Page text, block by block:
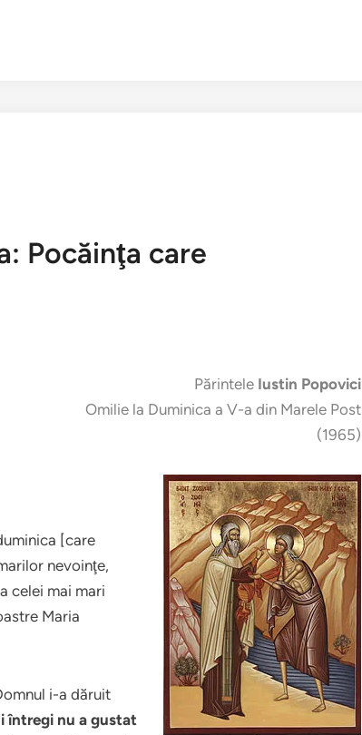
Pocăinţa care
Părintele Iustin Popovici
Omilie la Duminica a V-a din Marele Post
(1965)
[care
nevoinţe,
celei mai mari
Maria
i-a dăruit
întregi nu a gustat